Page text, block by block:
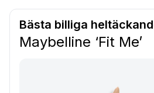
Bästa billiga
Maybelline ‘Fit Me’